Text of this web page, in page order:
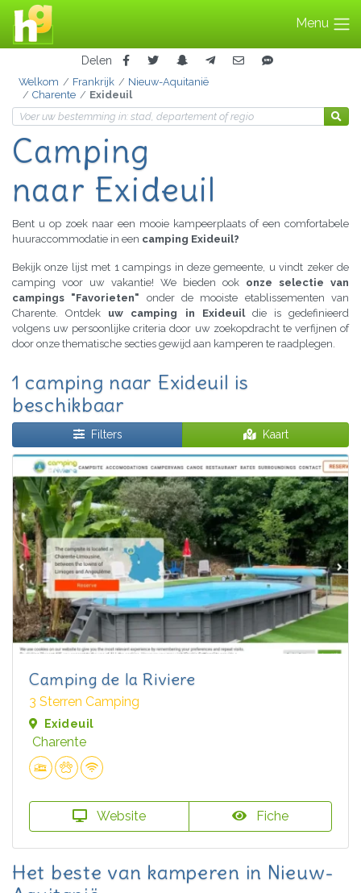
Menu
Delen
Welkom Frankrijk
Nieuw-Aquitanië
Charente
Exideuil
Camping
naar Exideuil
Bent u op zoek naar een mooie kampeerplaats of een comfortabele
huuraccommodatie in een camping Exideuil?
Bekijk onze lijst met 1 campings in deze gemeente, u vindt zeker de
camping voor uw vakantie! We bieden ook onze selectie van
campings "Favorieten" onder de mooiste etablissementen van
Charente. Ontdek uw camping in Exideuildie is gedefinieerd
volgens uw persoonlijke criteria door uw zoekopdracht te verfijnen of
door onze thematische secties gewijd aan kamperen te raadplegen.
1 camping naar Exideuil is
beschikbaar
Filters Kaart
Camping de la Riviere
3 Sterren Camping
Exideuil
Charente
Website Fiche
Het beste van kamperen in Nieuw-